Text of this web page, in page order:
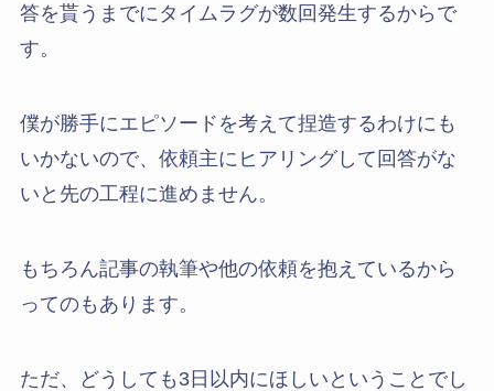
答を貰うまでにタイムラグが数回発生するからで
す。
僕が勝手にエピソードを考えて捏造するわけにも
いかないので、依頼主にヒアリングして回答がな
いと先の工程に進めません。
もちろん記事の執筆や他の依頼を抱えているから
ってのもあります。
ただ、どうしても3日以内にほしいということでし